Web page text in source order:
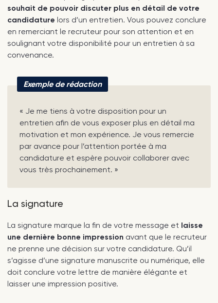
souhait de pouvoir discuter plus en détail de votre
candidature lors d’un entretien. Vous pouvez conclure
en remerciant le recruteur pour son attention et en
soulignant votre disponibilité pour un entretien à sa
convenance.
Exemple de rédaction
« Je me tiens à votre disposition pour un
entretien afin de vous exposer plus en détail ma
motivation et mon expérience. Je vous remercie
par avance pour l’attention portée à ma
candidature et espère pouvoir collaborer avec
vous très prochainement. »
La signature
La signature marque la fin de votre message et laisse
une dernière bonne impression avant que le recruteur
ne prenne une décision sur votre candidature. Qu’il
s’agisse d’une signature manuscrite ou numérique, elle
doit conclure votre lettre de manière élégante et
laisser une impression positive.